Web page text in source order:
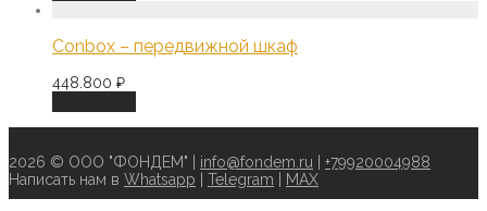
Conbox – передвижной шкаф
448.800 ₽
2026 © ООО "ФОНДЕМ" | info@fondem.ru
+79920004988
Написать нам в Whatsapp Telegram MAX